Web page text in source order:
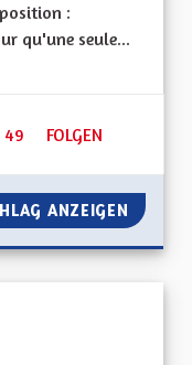
:
qu'une seule...
49 49 FOLLOWER
FOLGEN
GÉRER
ANZEIGEN